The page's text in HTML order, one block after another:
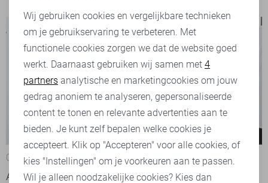
02-05-2026
Alles over het merk Vila
Personalisatie cookies
Analytische cookies
Marketing cookies
Wij gebruiken cookies en vergelijkbare technieken
om je gebruikservaring te verbeteren. Met
functionele cookies zorgen we dat de website goed
werkt. Daarnaast gebruiken wij samen met 4
partners analytische en marketingcookies om jouw
gedrag anoniem te analyseren, gepersonaliseerde
content te tonen en relevante advertenties aan te
bieden. Je kunt zelf bepalen welke cookies je
accepteert. Klik op "Accepteren" voor alle cookies, of
kies "Instellingen" om je voorkeuren aan te passen.
Wil je alleen noodzakelijke cookies? Kies dan